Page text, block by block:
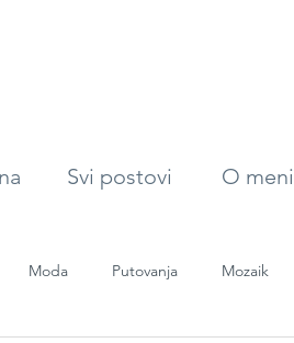
Svi postovi O meni
Moda Putovanja Mozaik